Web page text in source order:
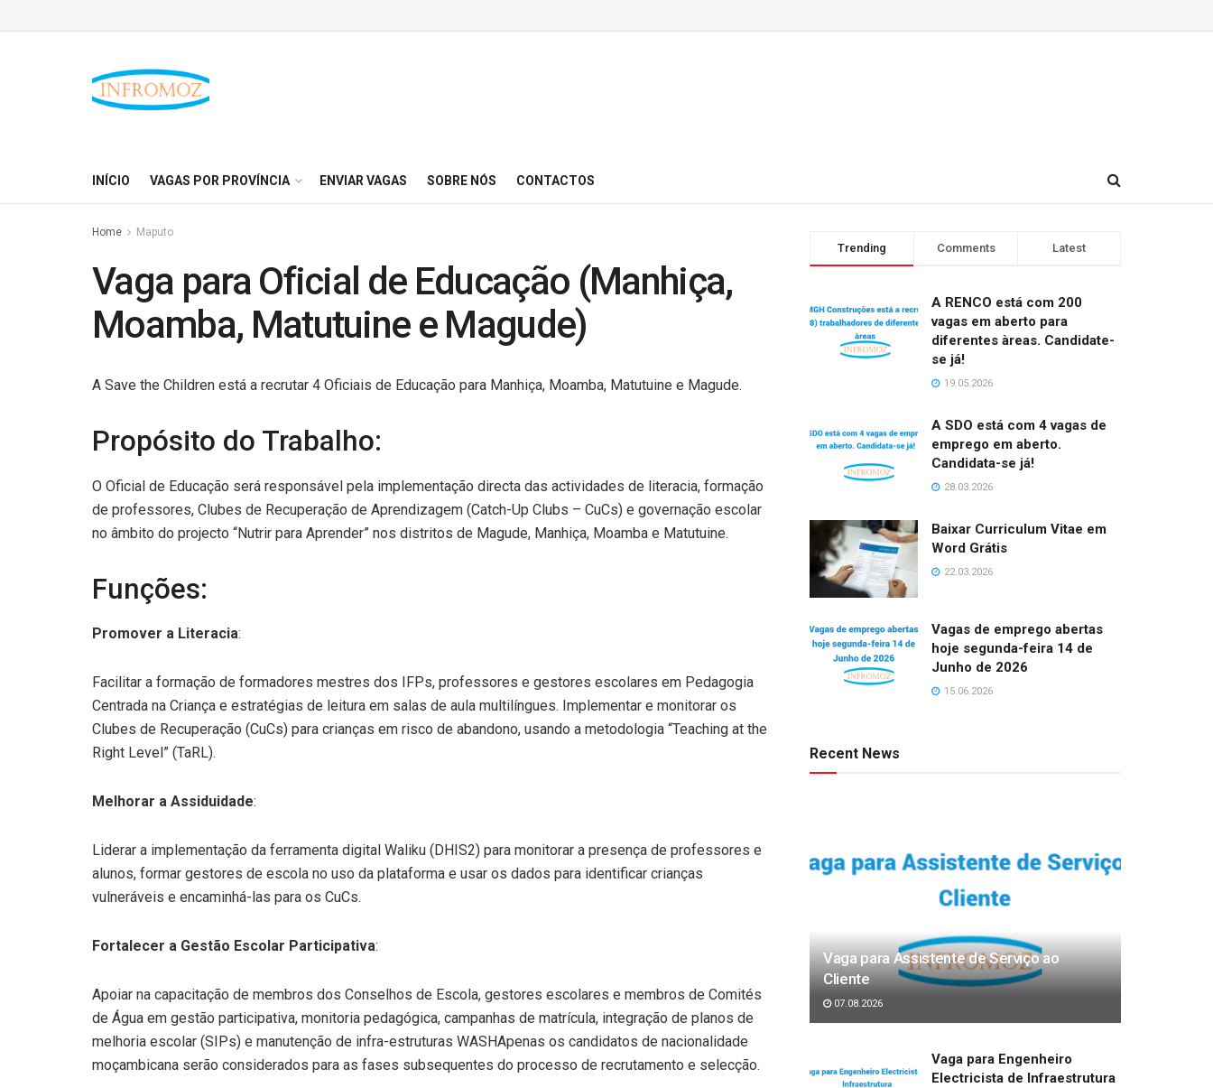
INÍCIO VAGAS POR PROVÍNCIA ENVIAR VAGAS SOBRE NÓS CONTACTOS
Home Maputo
Vaga para Oficial de Educação (Manhiça,
Moamba, Matutuine e Magude)
A Save the Children está a recrutar 4 Oficiais de Educação para Manhiça, Moamba, Matutuine e Magude.
Propósito do Trabalho:
O Oficial de Educação será responsável pela implementação directa das actividades de literacia, formação
de professores, Clubes de Recuperação de Aprendizagem (Catch-Up Clubs – CuCs) e governação escolar
no âmbito do projecto “Nutrir para Aprender” nos distritos de Magude, Manhiça, Moamba e Matutuine.
Funções:
Promover a Literacia:
Facilitar a formação de formadores mestres dos IFPs, professores e gestores escolares em Pedagogia
Centrada na Criança e estratégias de leitura em salas de aula multilíngues. Implementar e monitorar os
Clubes de Recuperação (CuCs) para crianças em risco de abandono, usando a metodologia “Teaching at the
Right Level” (TaRL).
Melhorar a Assiduidade:
Liderar a implementação da ferramenta digital Waliku (DHIS2) para monitorar a presença de professores e
alunos, formar gestores de escola no uso da plataforma e usar os dados para identificar crianças
vulneráveis e encaminhá-las para os CuCs.
Fortalecer a Gestão Escolar Participativa:
Apoiar na capacitação de membros dos Conselhos de Escola, gestores escolares e membros de Comités
de Água em gestão participativa, monitoria pedagógica, campanhas de matrícula, integração de planos de
melhoria escolar (SIPs) e manutenção de infra-estruturas WASHApenas os candidatos de nacionalidade
moçambicana serão considerados para as fases subsequentes do processo de recrutamento e selecção.
Trending Comments Latest
A RENCO está com 200
vagas em aberto para
diferentes àreas. Candidate-
se já!
19.05.2026
A SDO está com 4 vagas de
emprego em aberto.
Candidata-se já!
28.03.2026
Baixar Curriculum Vitae em
Word Grátis
22.03.2026
Vagas de emprego abertas
hoje segunda-feira 14 de
Junho de 2026
15.06.2026
Recent News
Vaga para Assistente de Serviço ao
Cliente
07.08.2026
Vaga para Engenheiro
Electricista de Infraestrutura